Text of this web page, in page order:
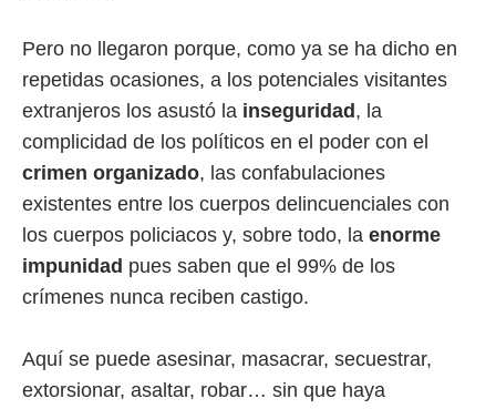
Pero no llegaron porque, como ya se ha dicho en
repetidas ocasiones, a los potenciales visitantes
extranjeros los asustó la inseguridad , la
complicidad de los políticos en el poder con el
crimen organizado, las confabulaciones
existentes entre los cuerpos delincuenciales con
los cuerpos policiacos y, sobre todo, la enorme
impunidad pues saben que el 99% de los
crímenes nunca reciben castigo.
Aquí se puede asesinar, masacrar, secuestrar,
extorsionar, asaltar, robar… sin que haya